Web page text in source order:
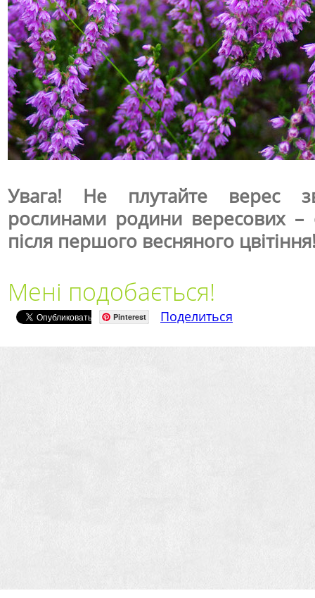
Увага! Не плутайте верес
рослинами родини вересових –
після першого весняного
Мені подобається!
Pinterest Поделиться